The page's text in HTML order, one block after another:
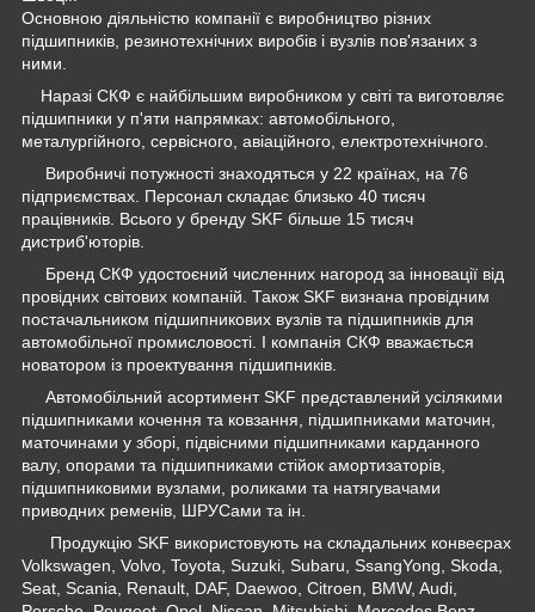
Основною діяльністю компанії є виробництво різних
підшипників, резинотехнічних виробів і вузлів пов'язаних з
ними.
Наразі СКФ є найбільшим виробником у світі та виготовляє
підшипники у п'яти напрямках: автомобільного,
металургійного, сервісного, авіаційного, електротехнічного.
Виробничі потужності знаходяться у 22 країнах, на 76
підприємствах. Персонал складає близько 40 тисяч
працівників. Всього у бренду SKF більше 15 тисяч
дистриб'юторів.
Бренд СКФ удостоєний численних нагород за інновації від
провідних світових компаній. Також SKF визнана провідним
постачальником підшипникових вузлів та підшипників для
автомобільної промисловості. І компанія СКФ вважається
новатором із проектування підшипників.
Автомобільний асортимент SKF представлений усілякими
підшипниками кочення та ковзання, підшипниками маточин,
маточинами у зборі, підвісними підшипниками карданного
валу, опорами та підшипниками стійок амортизаторів,
підшипниковими вузлами, роликами та натягувачами
приводних ременів, ШРУСами та ін.
Продукцію SKF використовують на складальних конвеєрах
Volkswagen, Volvo, Toyota, Suzuki, Subaru, SsangYong, Skoda,
Seat, Scania, Renault, DAF, Daewoo, Citroen, BMW, Audi,